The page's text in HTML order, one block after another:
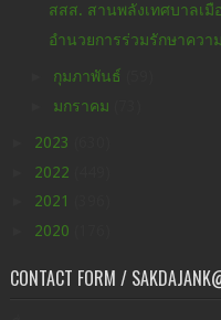
สสส. สานพลังเทศบาลเมื
อำนวยการร่วมรักษาควา
กุมภาพันธ์
มกราคม
2023
2022
2021
2020
CONTACT FORM /